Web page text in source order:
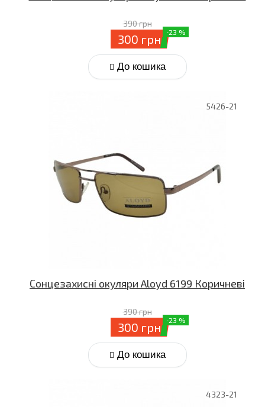
390 грн
300 грн -23 %
До кошика
5426-21
Сонцезахисні окуляри Aloyd 6199 Коричневі
390 грн
300 грн -23 %
До кошика
4323-21